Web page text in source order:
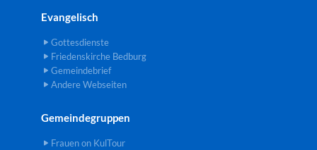
Evangelisch
Gottesdienste
Friedenskirche Bedburg
Gemeindebrief
Andere Webseiten
Gemeindegruppen
Frauen on KulTour